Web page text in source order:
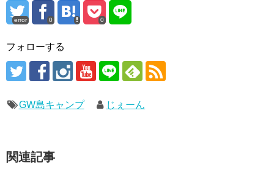
error 0 0
フォローする
GW島キャンプ じぇーん
関連記事